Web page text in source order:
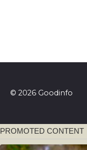
© 2026 Goodinfo